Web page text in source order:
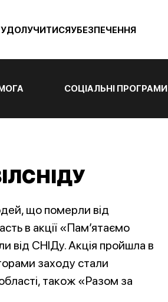
ДОЛУЧИТИСЯУБЕЗПЕЧЕННЯ
СОЦІАЛЬНІ ПРОГРАМИ
що померли від
в акції «Пам’ятаємо
від СНІДу. Акція пройшла в
заходу стали
також «Разом за